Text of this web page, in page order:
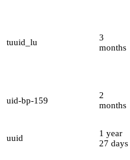
tuuid_lu
3
months
uid-bp-159
2
months
uuid
1 year
27 days